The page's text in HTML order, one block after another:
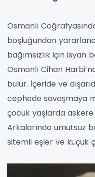
Osmanlı
boşluğundan
bağımsızlık için isyan
Osmanlı Cihan
bulur. İçeride ve
cephede savaşmaya
çocuk yaşlarda askere
Arkalarında umutsuz
sitemli eşler ve küçük